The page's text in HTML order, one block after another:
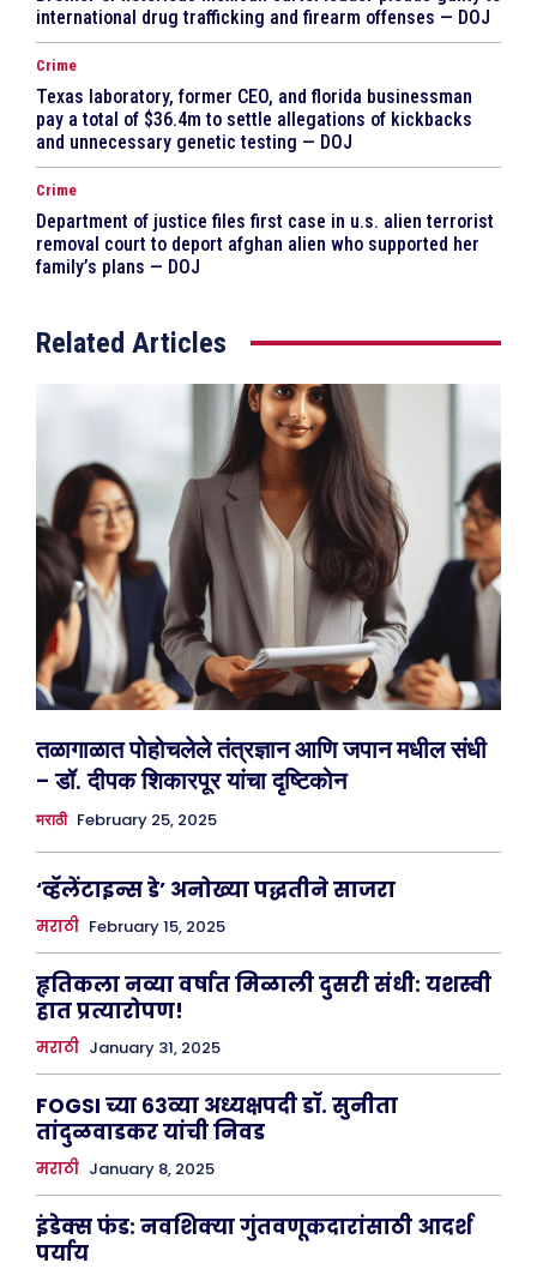
international drug trafficking and firearm offenses — DOJ
Crime
Texas laboratory, former CEO, and florida businessman
pay a total of $36.4m to settle allegations of kickbacks
and unnecessary genetic testing — DOJ
Crime
Department of justice files first case in u.s. alien terrorist
removal court to deport afghan alien who supported her
family’s plans — DOJ
Related Articles
तळागाळात पोहोचलेले तंत्रज्ञान आणि जपान मधील संधी
– डॉ. दीपक शिकारपूर यांचा दृष्टिकोन
मराठी February 25, 2025
‘व्हॅलेंटाइन्स डे’ अनोख्या पद्धतीने साजरा
मराठी February 15, 2025
हृतिकला नव्या वर्षात मिळाली दुसरी संधी: यशस्वी
हात प्रत्यारोपण!
मराठी January 31, 2025
FOGSI च्या ६३व्या अध्यक्षपदी डॉ. सुनीता
तांदुळवाडकर यांची निवड
मराठी January 8, 2025
इंडेक्स फंड: नवशिक्या गुंतवणूकदारांसाठी आदर्श
पर्याय